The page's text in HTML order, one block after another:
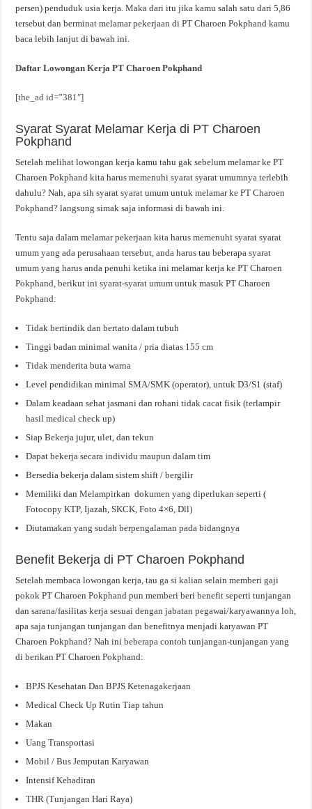
persen) penduduk usia kerja. Maka dari itu jika kamu salah satu dari 5,86
tersebut dan berminat melamar pekerjaan di PT Charoen Pokphand kamu
baca lebih lanjut di bawah ini.
Daftar Lowongan Kerja PT Charoen Pokphand
[the_ad id=”381″]
Syarat Syarat Melamar Kerja di PT Charoen
Pokphand
Setelah melihat lowongan kerja kamu tahu gak sebelum melamar ke PT
Charoen Pokphand kita harus memenuhi syarat syarat umumnya terlebih
dahulu? Nah, apa sih syarat syarat umum untuk melamar ke PT Charoen
Pokphand? langsung simak saja informasi di bawah ini.
Tentu saja dalam melamar pekerjaan kita harus memenuhi syarat syarat
umum yang ada perusahaan tersebut, anda harus tau beberapa syarat
umum yang harus anda penuhi ketika ini melamar kerja ke PT Charoen
Pokphand, berikut ini syarat-syarat umum untuk masuk PT Charoen
Pokphand:
Tidak bertindik dan bertato dalam tubuh
Tinggi badan minimal wanita / pria diatas 155 cm
Tidak menderita buta warna
Level pendidikan minimal SMA/SMK (operator), untuk D3/S1 (staf)
Dalam keadaan sehat jasmani dan rohani tidak cacat fisik (terlampir
hasil medical check up)
Siap Bekerja jujur, ulet, dan tekun
Dapat bekerja secara individu maupun dalam tim
Bersedia bekerja dalam sistem shift / bergilir
Memiliki dan Melampirkan dokumen yang diperlukan seperti (
Fotocopy KTP, Ijazah, SKCK, Foto 4×6, Dll)
Diutamakan yang sudah berpengalaman pada bidangnya
Benefit Bekerja di PT Charoen Pokphand
Setelah membaca lowongan kerja, tau ga si kalian selain memberi gaji
pokok PT Charoen Pokphand pun memberi beri benefit seperti tunjangan
dan sarana/fasilitas kerja sesuai dengan jabatan pegawai/karyawannya loh,
apa saja tunjangan tunjangan dan benefitnya menjadi karyawan PT
Charoen Pokphand? Nah ini beberapa contoh tunjangan-tunjangan yang
di berikan PT Charoen Pokphand:
BPJS Kesehatan Dan BPJS Ketenagakerjaan
Medical Check Up Rutin Tiap tahun
Makan
Uang Transportasi
Mobil / Bus Jemputan Karyawan
Intensif Kehadiran
THR (Tunjangan Hari Raya)